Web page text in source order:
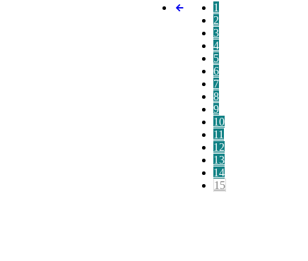
1
2
3
4
5
6
7
8
9
10
11
12
13
14
15